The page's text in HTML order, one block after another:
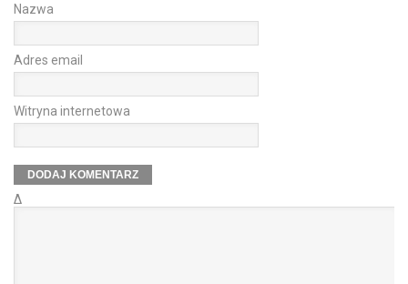
Nazwa
Adres email
Witryna internetowa
Δ